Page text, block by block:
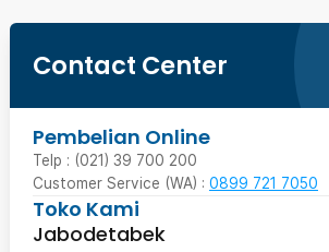
Contact Center
Pembelian Online
Telp : (021) 39 700 200
Customer Service (WA) : 0899 721 7050
Toko Kami
Jabodetabek